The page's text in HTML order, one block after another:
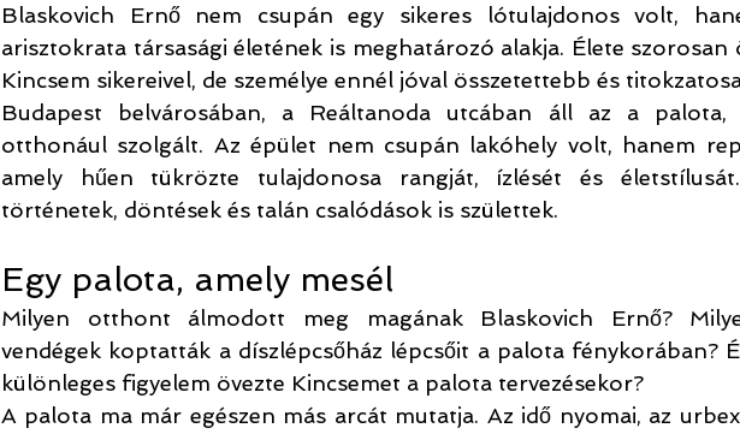
Blaskovich Ernő nem csupán egy sikeres lótulajdonos volt,
arisztokrata társasági életének is meghatározó alakja. Élete
Kincsem sikereivel, de személye ennél jóval összetettebb és
Budapest belvárosában, a Reáltanoda utcában áll az a palota,
otthonául szolgált. Az épület nem csupán lakóhely volt, hanem
amely hűen tükrözte tulajdonosa rangját, ízlését és
történetek, döntések és talán csalódások is születtek.
Egy palota, amely mesél
Milyen otthont álmodott meg magának Blaskovich Ernő?
vendégek koptatták a díszlépcsőház lépcsőit a palota fénykorában?
különleges figyelem övezte Kincsemet a palota tervezésekor?
A palota ma már egészen más arcát mutatja. Az idő nyomai, az